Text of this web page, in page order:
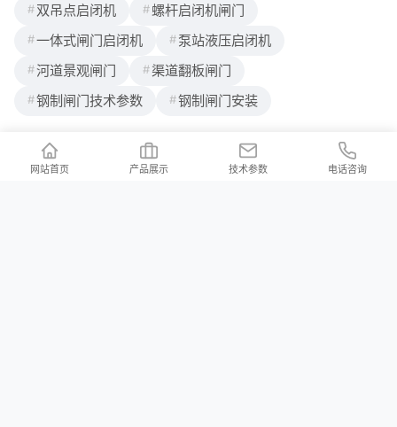
双吊点启闭机
螺杆启闭机闸门
一体式闸门启闭机
泵站液压启闭机
河道景观闸门
渠道翻板闸门
钢制闸门技术参数
钢制闸门安装
网站首页 产品展示 技术参数 电话咨询